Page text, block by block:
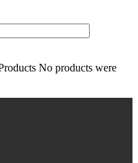
No products were